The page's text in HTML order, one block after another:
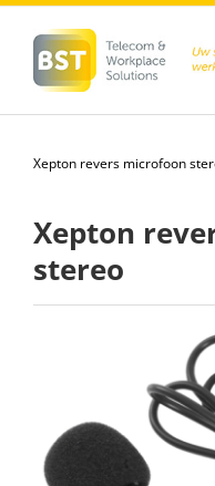
inhoud
Xepton revers microfoon
Xepton
stereo